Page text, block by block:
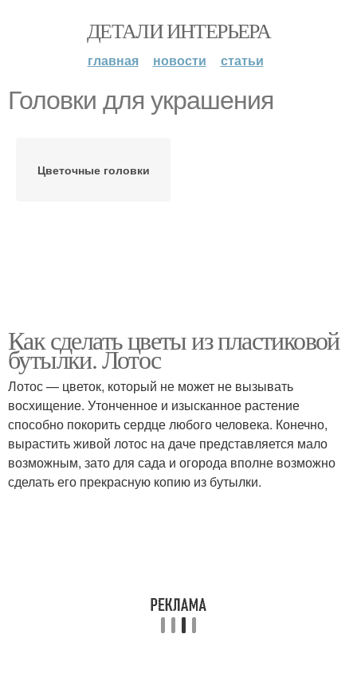
ДЕТАЛИ ИНТЕРЬЕРА
главная новости статьи
Головки для украшения
Цветочные головки
Как сделать цветы из пластиковой
бутылки. Лотос
Лотос — цветок, который не может не вызывать
восхищение. Утонченное и изысканное растение
способно покорить сердце любого человека. Конечно,
вырастить живой лотос на даче представляется мало
возможным, зато для сада и огорода вполне возможно
сделать его прекрасную копию из бутылки.